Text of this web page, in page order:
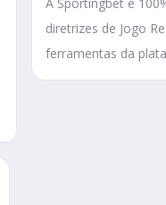
diretrizes de Jogo
ferramentas da